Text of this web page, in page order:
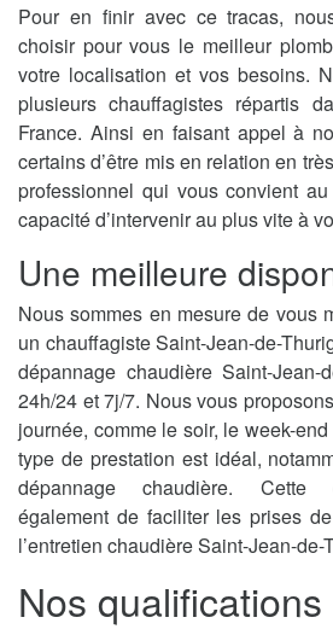
Pour en finir avec ce tracas,
choisir pour vous le meilleur
votre localisation et vos besoins.
plusieurs chauffagistes répartis
France. Ainsi en faisant appel à
certains d’être mis en relation en
professionnel qui vous convient
capacité d’intervenir au plus vite à
Une meilleure
Nous sommes en mesure de vous
un chauffagiste Saint-Jean-de-
dépannage chaudière Saint-Jean-
24h/24 et 7j/7. Nous vous
journée, comme le soir, le week-
type de prestation est idéal,
dépannage chaudière. Cette
également de faciliter les prises
l’entretien chaudière Saint-Jean-
Nos qualifications